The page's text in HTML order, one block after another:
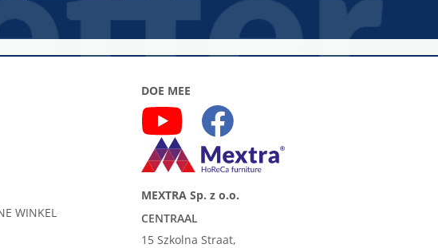
WINKEL
DOE MEE
MEXTRA Sp. z o.o.
CENTRAAL
15 Szkolna Straat,